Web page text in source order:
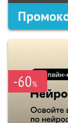
-60%